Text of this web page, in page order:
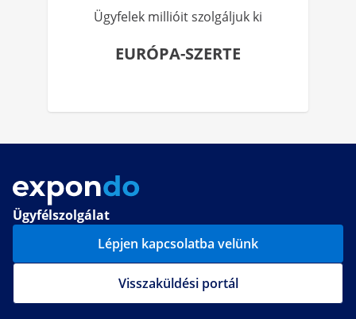
Ügyfelek millióit szolgáljuk ki
EURÓPA-SZERTE
Ügyfélszolgálat
Lépjen kapcsolatba velünk
Visszaküldési portál